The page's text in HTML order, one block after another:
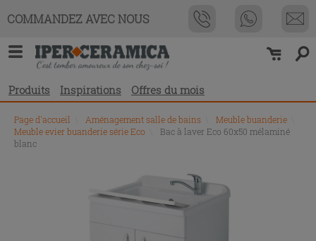
COMMANDEZ AVEC NOUS
Produits Inspirations Offres du mois
Page d'accueil Aménagement salle de bains Meuble buanderie
Meuble evier buanderie série Eco
Bac à laver Eco 60x50 mélaminé
blanc